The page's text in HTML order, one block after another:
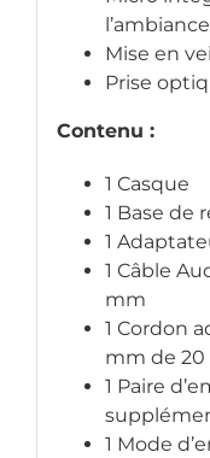
Mise en
Prise
Contenu :
1 Casque
1 Base de
1
1 Câble
mm
1 Cordon
mm de 20
1 Paire
1 Mode